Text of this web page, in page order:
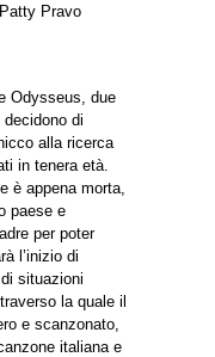
Pravo
Odysseus, due
di
alla ricerca
in tenera età.
è appena morta,
paese e
per poter
l’inizio di
situazioni
la quale il
e scanzonato,
italiana e